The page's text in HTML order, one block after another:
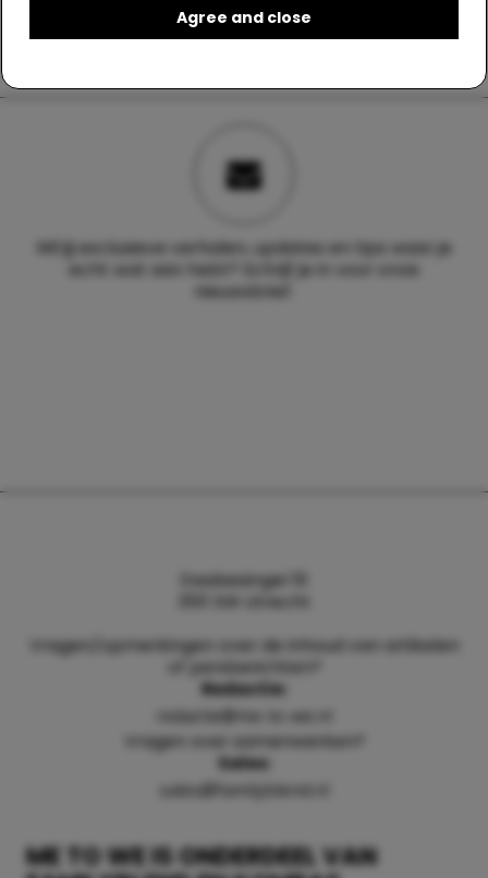
Agree and close
Wil jij exclusieve verhalen, updates en tips waar je
echt wat aan hebt? Schrijf je in voor onze
nieuwsbrief.
ME TO WE IS ONDERDEEL VAN
Daalsesingel 51
3511 SW Utrecht
Vragen/opmerkingen over de inhoud van artikelen
of persberichten?
Redactie:
redactie@me-to-we.nl
Vragen over samenwerken?
Sales:
sales@familyblend.nl